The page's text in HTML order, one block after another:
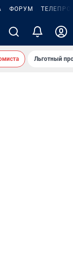
ФОРУМ
Льготный